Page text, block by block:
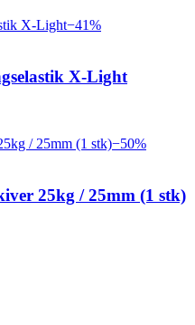
−41%
X-Light
−50%
25kg / 25mm (1 stk)